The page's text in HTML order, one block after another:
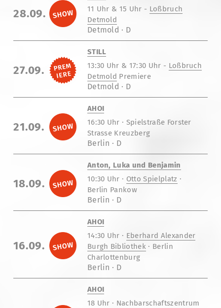
28.09.
11 Uhr & 15 Uhr - Loßbruch
Detmold
Detmold · D
27.09.
STILL
13:30 Uhr & 17:30 Uhr - Loßbruch
Detmold Premiere
Detmold · D
21.09.
AHOI
16:30 Uhr · Spielstraße Forster
Strasse Kreuzberg
Berlin · D
18.09.
Anton, Luka und Benjamin
10:30 Uhr · Otto Spielplatz ·
Berlin Pankow
Berlin · D
16.09.
AHOI
14:30 Uhr · Eberhard Alexander
Burgh Bibliothek · Berlin
Charlottenburg
Berlin · D
AHOI
18 Uhr · Nachbarschaftszentrum